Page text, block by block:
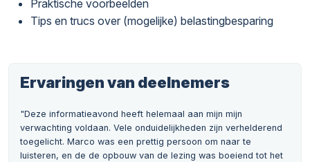
Praktische voorbeelden
Tips en trucs over (mogelijke) belastingbesparing
Ervaringen van deelnemers
"Deze informatieavond heeft helemaal aan mijn mijn
verwachting voldaan. Vele onduidelijkheden zijn verhelderend
toegelicht. Marco was een prettig persoon om naar te
luisteren, en de de opbouw van de lezing was boeiend tot het